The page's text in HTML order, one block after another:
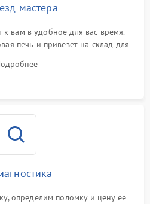
мастера
к вам в удобное для вас время.
печь и привезет на склад для
определим поломку и цену ее